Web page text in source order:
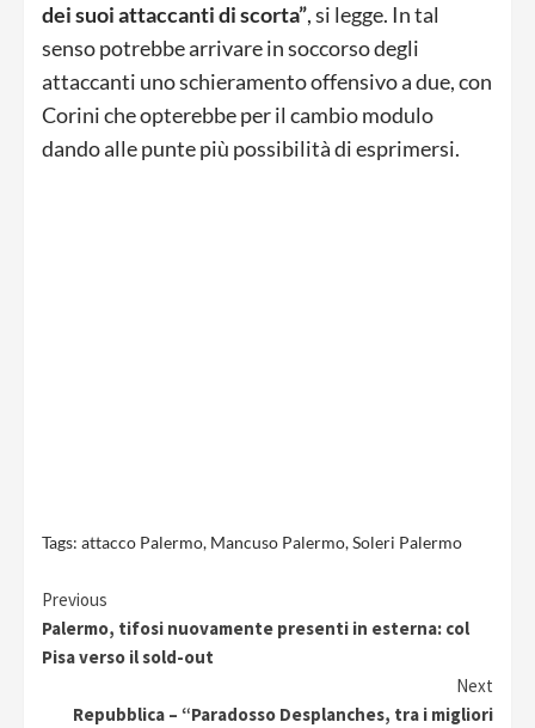
dei suoi attaccanti di scorta”, si legge. In tal
senso potrebbe arrivare in soccorso degli
attaccanti uno schieramento offensivo a due, con
Corini che opterebbe per il cambio modulo
dando alle punte più possibilità di esprimersi.
Tags: attacco Palermo, Mancuso Palermo,Soleri Palermo
Continue
Reading
Previous
Palermo, tifosi nuovamente presenti in esterna: col
Pisa verso il sold-out
Next
Repubblica – “Paradosso Desplanches, tra i migliori